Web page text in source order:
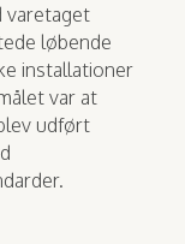
varetaget
løbende
installationer
var at
udført